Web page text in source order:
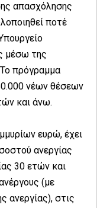
απασχόλησης
ποτέ
μέσω της
πρόγραμμα
νέων θέσεων
και άνω.
ευρώ, έχει
ανεργίας
30 ετών και
(με
ανεργίας), στις